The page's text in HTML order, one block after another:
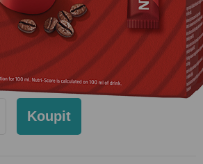
produktů
může od skutečnosti mírně lišit.
Koupit